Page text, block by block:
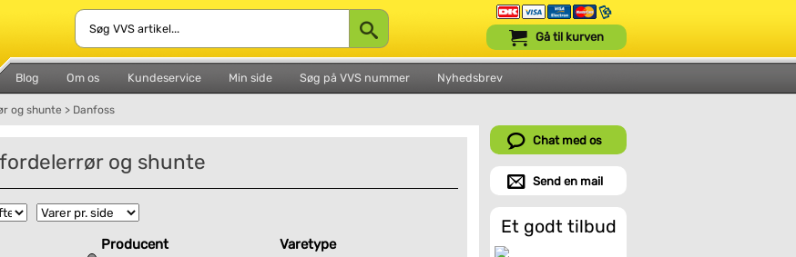
Blog Om os Kundeservice Min side Søg på VVS nummer Nyhedsbrev
Gå til kurven
og shunte > Danfoss
og shunte
Producent Varetype
Chat med os
Send en mail
Et godt tilbud